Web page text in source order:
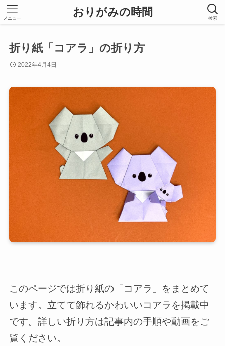
おりがみの時間 検索
メニュー
折り紙「コアラ」の折り方
2022年4月4日
このページでは折り紙の「コアラ」をまとめて
います。立てて飾れるかわいいコアラを掲載中
です。詳しい折り方は記事内の手順や動画をご
覧ください。